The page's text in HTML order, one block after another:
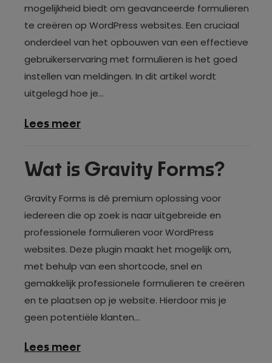
mogelijkheid biedt om geavanceerde formulieren
te creëren op WordPress websites. Een cruciaal
onderdeel van het opbouwen van een effectieve
gebruikerservaring met formulieren is het goed
instellen van meldingen. In dit artikel wordt
uitgelegd hoe je...
Lees meerover
meldingen
Wat is Gravity Forms?
Gravity Forms is dé premium oplossing voor
iedereen die op zoek is naar uitgebreide en
professionele formulieren voor WordPress
websites. Deze plugin maakt het mogelijk om,
met behulp van een shortcode, snel en
gemakkelijk professionele formulieren te creëren
en te plaatsen op je website. Hierdoor mis je
geen potentiële klanten...
Lees meerover